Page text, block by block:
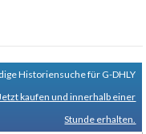
Historiensuche für G-DHLY
Jetzt kaufen und innerhalb einer
Stunde erhalten.